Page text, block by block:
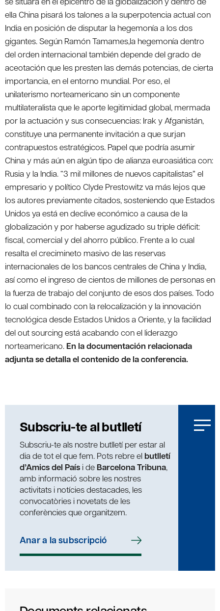
ella China pisará los talones a la superpotencia actual con
India en posición de disputar la hegemonía a los dos
gigantes. Según Ramón Tamames,la hegemonía dentro
del orden internacional también depende del grado de
aceotación que les presten las demás potencias, de cierta
importancia, en el entorno mundial. Por eso, el
unilaterismo norteamericano sin un componente
multilateralista que le aporte legitimidad global, mermada
por la actuación y sus consecuencias: Irak y Afganistán,
constituye una permanente invitación a que surjan
contrapuestos estratégicos. Papel que podría asumir
China y más aún en algún tipo de alianza euroasiática con:
Rusia y la India. “3 mil millones de nuevos capitalistas” el
empresario y político Clyde Prestowitz va más lejos que
los autores previamente citados, sosteniendo que Estados
Unidos ya está en declive económico a causa de la
globalización y por haberse agudizado su triple déficit:
fiscal, comercial y del ahorro público. Frente a lo cual
resalta el crecimineto masivo de las reservas
internacionales de los bancos centrales de China y India,
así como el ingreso de cientos de millones de personas en
la fuerza de trabajo del conjunto de esos dos países. Todo
lo cual combinado con la relocalización y la innovación
tecnológica desde Estados Unidos a Oriente, y la facilidad
del out sourcing está acabando con el liderazgo
norteamericano. En la documentación relacionada
adjunta se detalla el contenido de la conferencia.
Subscriu-te al butlletí
Subscriu-te als nostre butlletí per estar al
dia de tot el que fem. Pots rebre el butlletí
d’Amics del País i de Barcelona Tribuna,
amb informació sobre les nostres
activitats i notícies destacades, les
convocatòries i novetats de les
conferències que organitzem.
Anar a la subscripció